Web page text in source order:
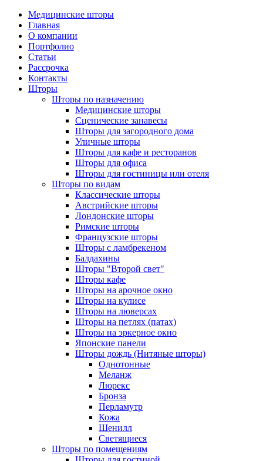
Медицинские шторы
Главная
О компании
Портфолио
Статьи
Рассрочка
Контакты
Шторы
Шторы по назначению
Медицинские шторы
Сценические занавесы
Шторы для загородного дома
Уличные шторы
Шторы для кафе и ресторанов
Шторы для офиса
Шторы для гостиницы или отеля
Шторы по видам
Классические шторы
Австрийские шторы
Лондонские шторы
Римские шторы
Французские шторы
Шторы с ламбрекеном
Балдахины
Шторы "Второй свет"
Шторы кафе
Шторы на арочное окно
Шторы на кулисе
Шторы на люверсах
Шторы на петлях (патах)
Шторы на эркерное окно
Японские панели
Шторы дождь (Нитяные шторы)
Однотонные
Меланж
Люрекс
Бронза
Перламутр
Кожа
Шенилл
Светящиеся
Шторы по помещениям